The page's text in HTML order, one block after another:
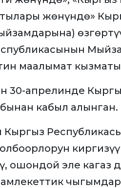
жөнүндө»
маалымат
30-апрелинде
кабыл алынган.
ошондой эле кагаз